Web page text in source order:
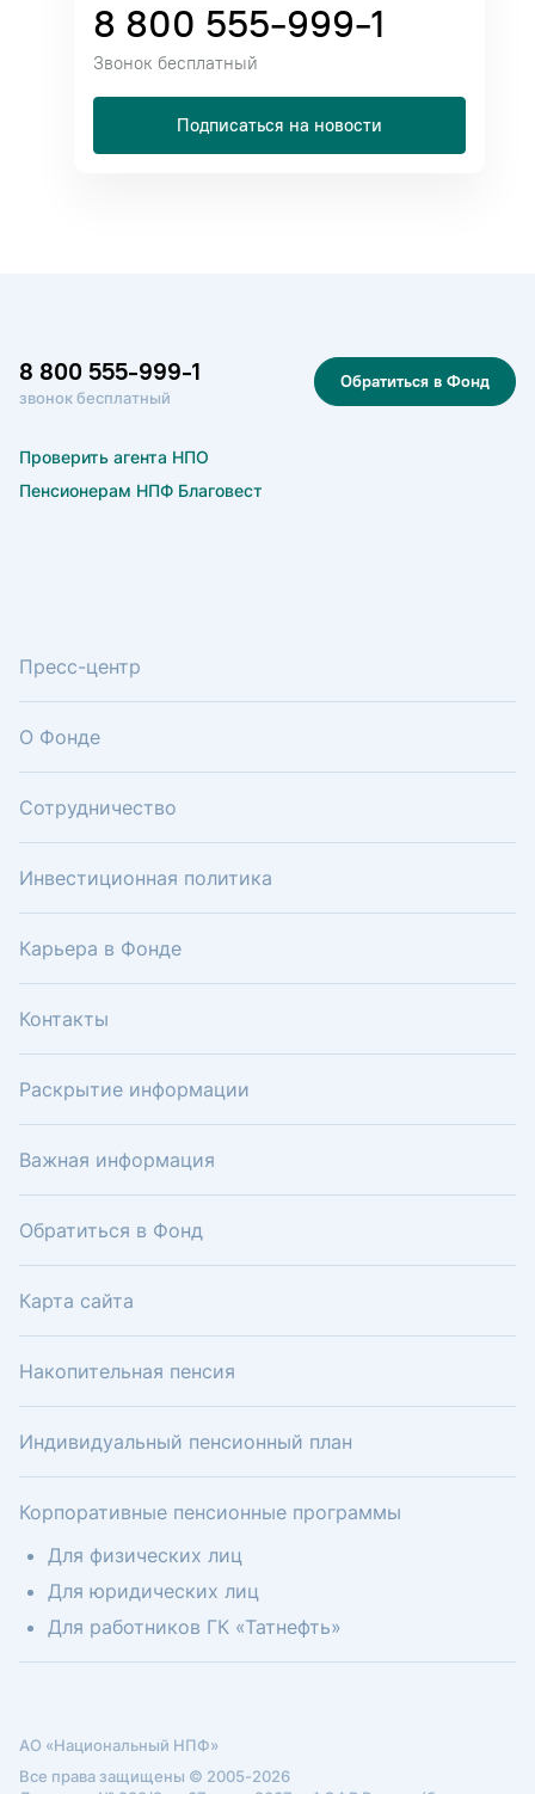
8 800 555-999-1
Звонок бесплатный
Подписаться на новости
8 800 555-999-1
звонок бесплатный
Обратиться в Фонд
Проверить агента НПО
Пенсионерам НПФ Благовест
Пресс-центр
О Фонде
Сотрудничество
Инвестиционная политика
Карьера в Фонде
Контакты
Раскрытие информации
Важная информация
Обратиться в Фонд
Карта сайта
Накопительная пенсия
Индивидуальный пенсионный план
Корпоративные пенсионные программы
Для физических лиц
Для юридических лиц
Для работников ГК «Татнефть»
АО «Национальный НПФ»
Все права защищены © 2005-2026